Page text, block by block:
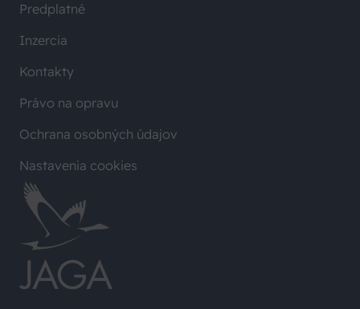
Predplatné
Inzercia
Kontakty
Právo na opravu
Ochrana osobných údajov
Nastavenia cookies